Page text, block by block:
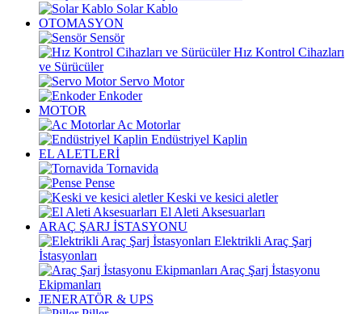
Solar Kablo
OTOMASYON
Sensör
Hız Kontrol Cihazları
ve Sürücüler
Servo Motor
Enkoder
MOTOR
Ac Motorlar
Endüstriyel Kaplin
EL ALETLERİ
Tornavida
Pense
Keski ve kesici aletler
El Aleti Aksesuarları
ARAÇ ŞARJ İSTASYONU
Elektrikli Araç Şarj
İstasyonları
Araç Şarj İstasyonu
Ekipmanları
JENERATÖR & UPS